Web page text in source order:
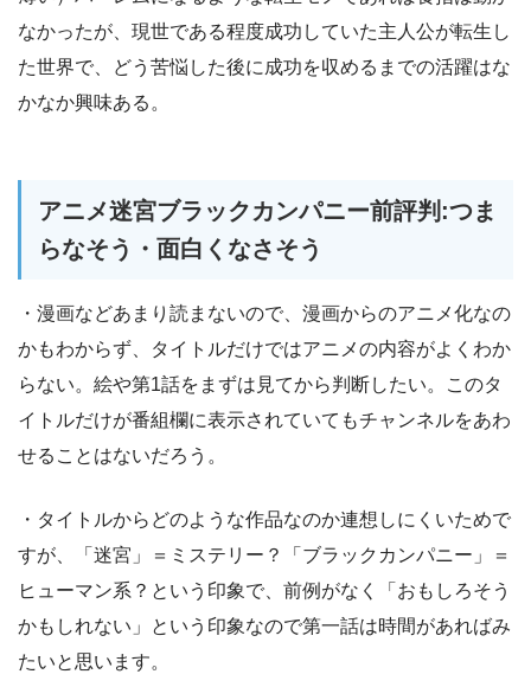
なかったが、現世である程度成功していた主人公が転生し
た世界で、どう苦悩した後に成功を収めるまでの活躍はな
かなか興味ある。
アニメ迷宮ブラックカンパニー前評判:つま
らなそう・面白くなさそう
・漫画などあまり読まないので、漫画からのアニメ化なの
かもわからず、タイトルだけではアニメの内容がよくわか
らない。絵や第1話をまずは見てから判断したい。このタ
イトルだけが番組欄に表示されていてもチャンネルをあわ
せることはないだろう。
・タイトルからどのような作品なのか連想しにくいためで
すが、「迷宮」＝ミステリー？「ブラックカンパニー」＝
ヒューマン系？という印象で、前例がなく「おもしろそう
かもしれない」という印象なので第一話は時間があればみ
たいと思います。